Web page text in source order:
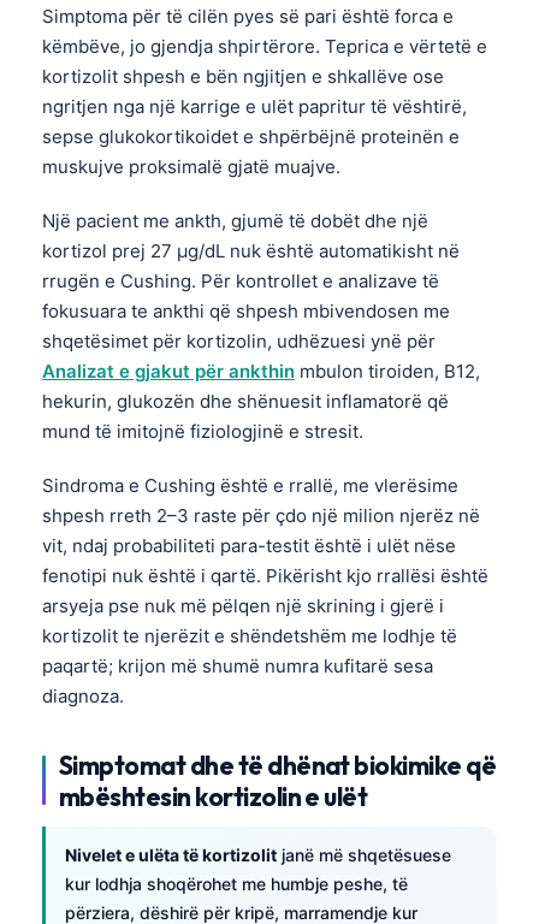
Simptoma për të cilën pyes së pari është forca e
këmbëve, jo gjendja shpirtërore. Teprica e vërtetë e
kortizolit shpesh e bën ngjitjen e shkallëve ose
ngritjen nga një karrige e ulët papritur të vështirë,
sepse glukokortikoidet e shpërbëjnë proteinën e
muskujve proksimalë gjatë muajve.
Një pacient me ankth, gjumë të dobët dhe një
kortizol prej 27 µg/dL nuk është automatikisht në
rrugën e Cushing. Për kontrollet e analizave të
fokusuara te ankthi që shpesh mbivendosen me
shqetësimet për kortizolin, udhëzuesi ynë për
Analizat e gjakut për ankthin mbulon tiroiden, B12,
hekurin, glukozën dhe shënuesit inflamatorë që
mund të imitojnë fiziologjinë e stresit.
Sindroma e Cushing është e rrallë, me vlerësime
shpesh rreth 2–3 raste për çdo një milion njerëz në
vit, ndaj probabiliteti para-testit është i ulët nëse
fenotipi nuk është i qartë. Pikërisht kjo rrallësi është
arsyeja pse nuk më pëlqen një skrining i gjerë i
kortizolit te njerëzit e shëndetshëm me lodhje të
paqartë; krijon më shumë numra kufitarë sesa
diagnoza.
Simptomat dhe të dhënat biokimike që
mbështesin kortizolin e ulët
Nivelet e ulëta të kortizolit janë më shqetësuese
kur lodhja shoqërohet me humbje peshe, të
përziera, dëshirë për kripë, marramendje kur